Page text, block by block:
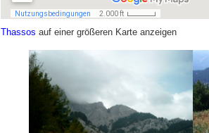
Thassos auf einer größeren Karte anzeigen